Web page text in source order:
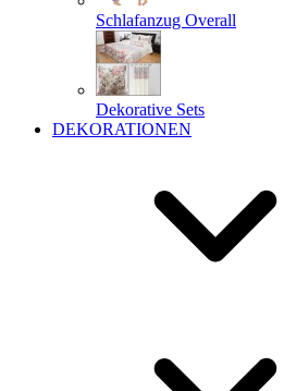
Schlafanzug Overall
Dekorative Sets
DEKORATIONEN